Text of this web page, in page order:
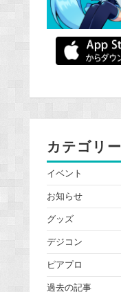
カテゴリー
イベント
お知らせ
グッズ
デジコン
ピアプロ
過去の記事